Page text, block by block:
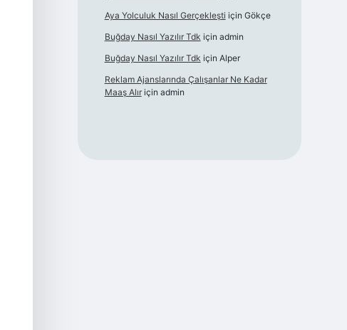
Aya Yolculuk Nasıl Gerçekleşti için Gökçe
Buğday Nasıl Yazılır Tdk için admin
Buğday Nasıl Yazılır Tdk için Alper
Reklam Ajanslarında Çalışanlar Ne Kadar
Maaş Alıriçin admin